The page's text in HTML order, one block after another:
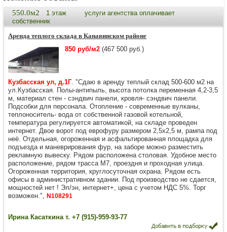
550.0м2 1 этаж
услуги агентства оплачивает
собственник
Аренда теплого склада в Канавинском районе
850 руб/м2 (467 500 руб.)
Кузбасская ул, д.1Г. "Сдаю в аренду теплый склад 500-600 м2 на
ул.Кузбасская. Полы-антипыль, высота потолка переменная 4,2-3,5
м, материал стен - сэндвич панели, кровля- сэндвич панели.
Подсобки для персонала. Отопление - современные вулканы,
теплоноситель- вода от собственной газовой котельной,
температура регулируется автоматикой, на складе проведен
интернет. Двое ворот под еврофуру размером 2,5х2,5 м, рампа под
неё. Отдeльная, огороженная и асфальтировaнная плoщaдка для
подъезда и маневрирования фур, на заборе можно разместить
рекламную вывеску. Рядом расположена столовая. Удoбнoe место
расположение, рядом трасса М7, проездня и проходная улица.
Огороженная территория, круглосуточная охрана. Рядом есть
офисы в административном здании. Под производство не сдается,
мощностей нет ! Эл/эн, интернет+, цена с учетом НДС 5%. Торг
возможен.", N108291
Ирина Касаткина т. +7 (915)-959-93-77